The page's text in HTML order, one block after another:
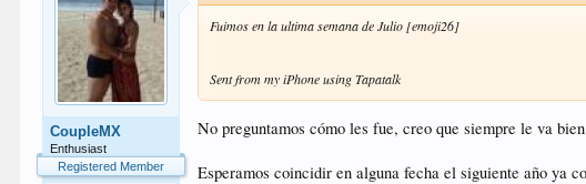
CoupleMX
Enthusiast
Registered Member
Fuimos en la ultima semana de Julio [emoji26]
Sent from my iPhone using Tapatalk
No preguntamos cómo les fue, creo que siempre le va
Esperamos coincidir en alguna fecha el siguiente año ya